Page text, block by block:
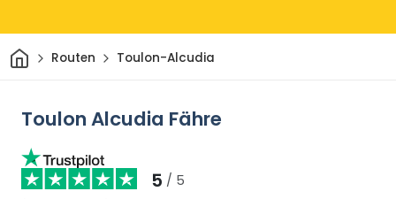
HeimRouten Toulon-Alcudia
Toulon Alcudia Fähre
5 / 5